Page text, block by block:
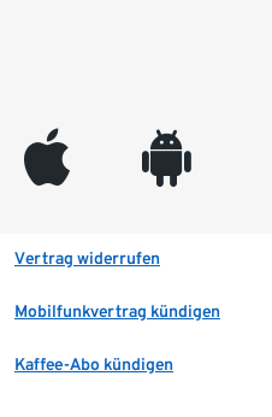
appleinc android
Vertrag widerrufen
Mobilfunkvertrag kündigen
Kaffee-Abo kündigen